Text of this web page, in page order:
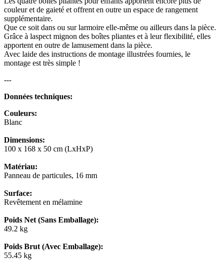
couleur et de gaieté et offrent en outre un espace de rangement
supplémentaire.
Que ce soit dans ou sur larmoire elle-même ou ailleurs dans la pièce.
Grâce à laspect mignon des boîtes pliantes et à leur flexibilité, elles
apportent en outre de lamusement dans la pièce.
Avec laide des instructions de montage illustrées fournies, le
montage est très simple !
---
Données techniques:
Couleurs:
Blanc
Dimensions:
100 x 168 x 50 cm (LxHxP)
Matériau:
Panneau de particules, 16 mm
Surface:
Revêtement en mélamine
Poids Net (Sans Emballage):
49.2 kg
Poids Brut (Avec Emballage):
55.45 kg